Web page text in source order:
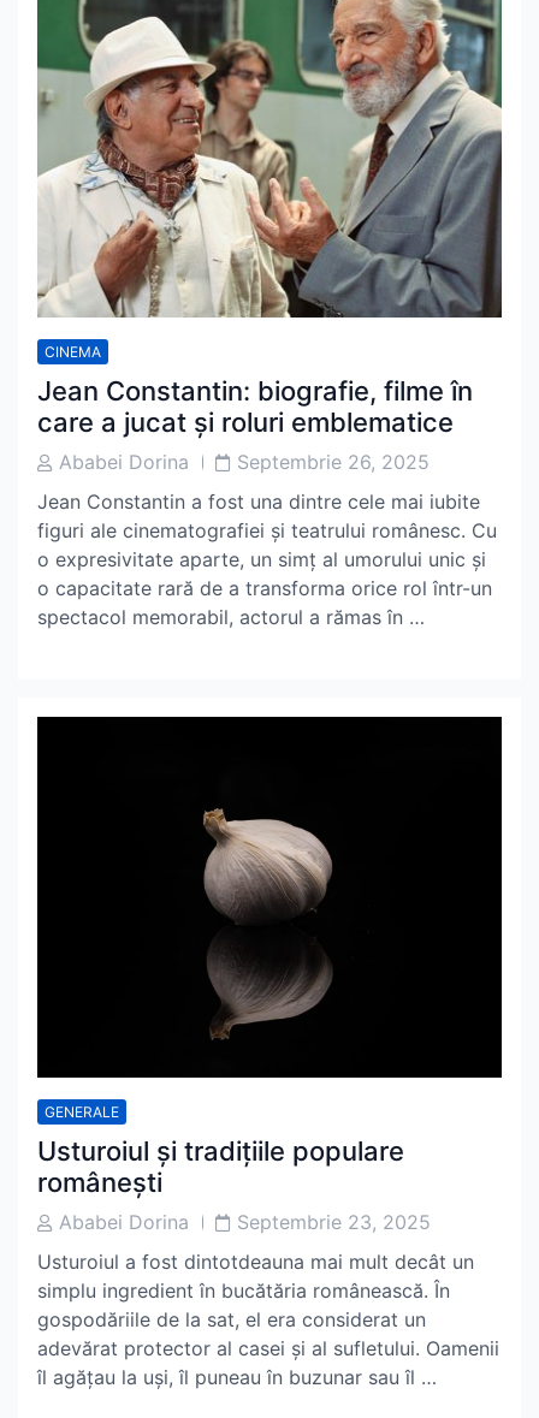
CINEMA
Jean Constantin: biografie, filme în
care a jucat și roluri emblematice
PostAbabei Dorina
PostSeptembrie 26, 2025
Jean Constantin a fost una dintre cele mai iubite
figuri ale cinematografiei și teatrului românesc. Cu
o expresivitate aparte, un simț al umorului unic și
o capacitate rară de a transforma orice rol într-un
spectacol memorabil, actorul a rămas în …
GENERALE
Usturoiul și tradițiile populare
românești
PostAbabei Dorina
PostSeptembrie 23, 2025
Usturoiul a fost dintotdeauna mai mult decât un
simplu ingredient în bucătăria românească. În
gospodăriile de la sat, el era considerat un
adevărat protector al casei și al sufletului. Oamenii
îl agățau la uși, îl puneau în buzunar sau îl …